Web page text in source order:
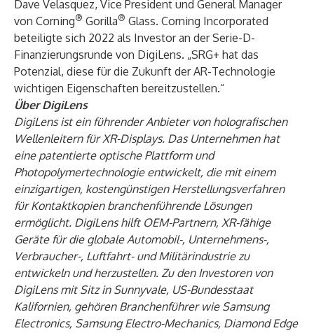
Dave Velasquez, Vice President und General Manager
von Corning® Gorilla® Glass. Corning Incorporated
beteiligte sich 2022 als Investor an derSerie-D-
Finanzierungsrunde von DigiLens. „SRG+ hat das
Potenzial, diese für die Zukunft der AR-Technologie
wichtigen Eigenschaften bereitzustellen.“
Über DigiLens
DigiLens ist ein führender Anbieter von holografischen
Wellenleitern für XR-Displays. Das Unternehmen hat
eine patentierte optische Plattform und
Photopolymertechnologie entwickelt, die mit einem
einzigartigen, kostengünstigen Herstellungsverfahren
für Kontaktkopien branchenführende Lösungen
ermöglicht. DigiLens hilft OEM-Partnern, XR-fähige
Geräte für die globale Automobil-, Unternehmens-,
Verbraucher-, Luftfahrt- und Militärindustrie zu
entwickeln und herzustellen. Zu den Investoren von
DigiLens mit Sitz in Sunnyvale, US-Bundesstaat
Kalifornien, gehören Branchenführer wie Samsung
Electronics, Samsung Electro-Mechanics, Diamond Edge